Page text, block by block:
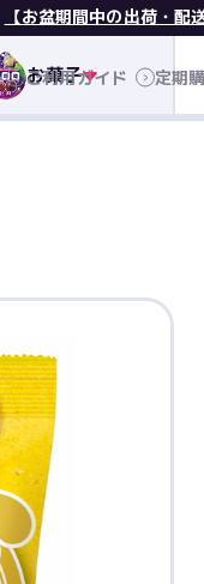
【お盆期間中の出荷・配
ご利用ガイド 定期
お菓子